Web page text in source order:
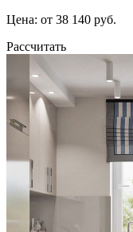
Цена: от 38 140 руб.
Рассчитать